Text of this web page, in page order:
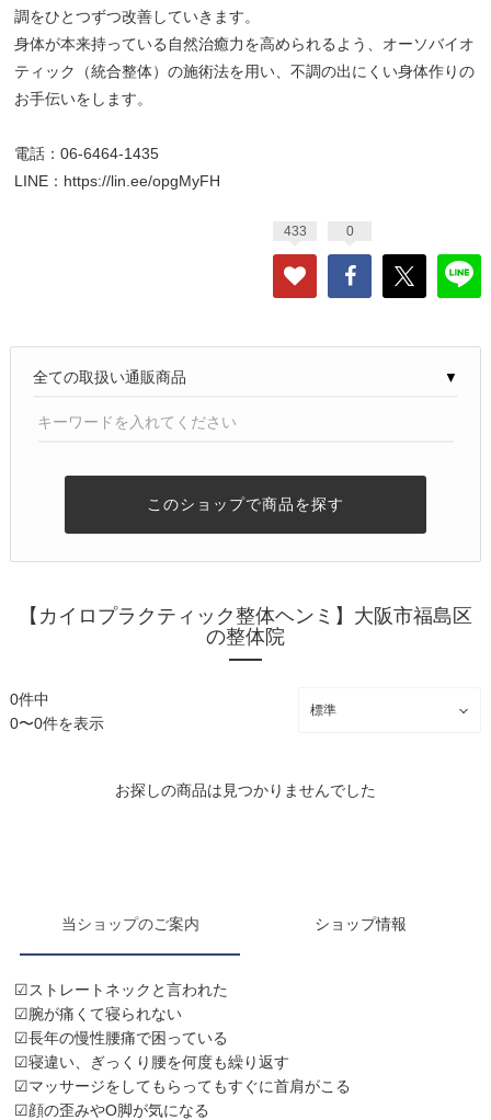
調をひとつずつ改善していきます。
身体が本来持っている自然治癒力を高められるよう、オーソバイオ
ティック（統合整体）の施術法を用い、不調の出にくい身体作りの
お手伝いをします。
電話：06-6464-1435
LINE： https://lin.ee/opgMyFH
433 0
▼
このショップで商品を探す
【カイロプラクティック整体ヘンミ】大阪市福島区
の整体院
0件中
0〜0件を表示
お探しの商品は見つかりませんでした
当ショップのご案内 ショップ情報
☑ストレートネックと言われた
☑腕が痛くて寝られない
☑長年の慢性腰痛で困っている
☑寝違い、ぎっくり腰を何度も繰り返す
☑マッサージをしてもらってもすぐに首肩がこる
☑顔の歪みやО脚が気になる